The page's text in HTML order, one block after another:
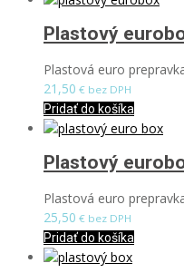
Plastový
Plastová euro
21,50 € bez DPH
Pridať do košíka
Plastový
Plastová euro
25,50 € bez DPH
Pridať do košíka